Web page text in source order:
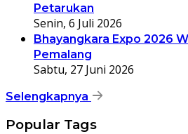
Petarukan
Senin, 6 Juli 2026
Bhayangkara Expo 2026
Pemalang
Sabtu, 27 Juni 2026
Selengkapnya
Popular Tags